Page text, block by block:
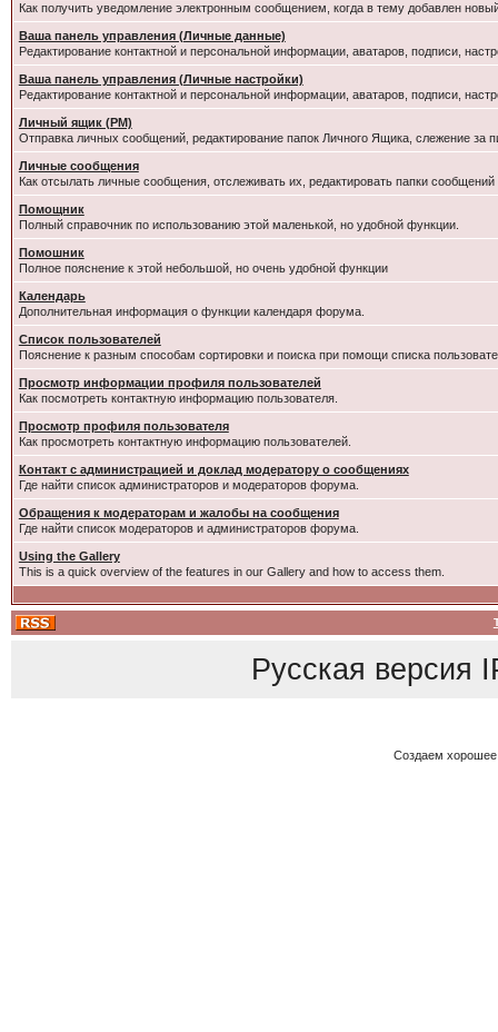
Как получить уведомление электронным сообщением, когда в тему добавлен
Ваша панель управления (Личные данные)
Редактирование контактной и персональной информации, аватаров, подписи,
Ваша панель управления (Личные настройки)
Редактирование контактной и персональной информации, аватаров, подписи,
Личный ящик (PM)
Отправка личных сообщений, редактирование папок Личного Ящика, слежение за
Личные сообщения
Как отсылать личные сообщения, отслеживать их, редактировать папки
Помощник
Полный справочник по использованию этой маленькой, но удобной функции.
Помошник
Полное пояснение к этой небольшой, но очень удобной функции
Календарь
Дополнительная информация о функции календаря форума.
Список пользователей
Пояснение к разным способам сортировки и поиска при помощи списка
Просмотр информации профиля пользователей
Как посмотреть контактную информацию пользователя.
Просмотр профиля пользователя
Как просмотреть контактную информацию пользователей.
Контакт с администрацией и доклад модератору о сообщениях
Где найти список администраторов и модераторов форума.
Обращения к модераторам и жалобы на сообщения
Где найти список модераторов и администраторов форума.
Using the Gallery
This is a quick overview of the features in our Gallery and how to access them.
Русская версия
Создаем